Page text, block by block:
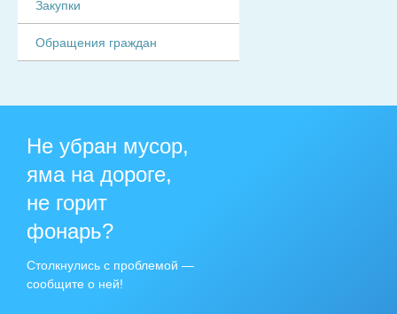
Закупки
Обращения граждан
Не убран мусор,
яма на дороге,
не горит
фонарь?
Столкнулись с проблемой —
сообщите о ней!